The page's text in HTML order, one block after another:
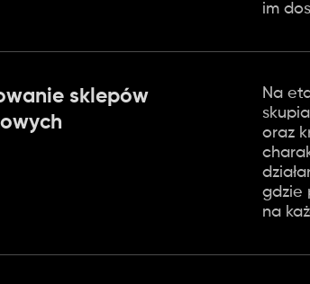
im
sklepów
Na
oraz
gdzie
na